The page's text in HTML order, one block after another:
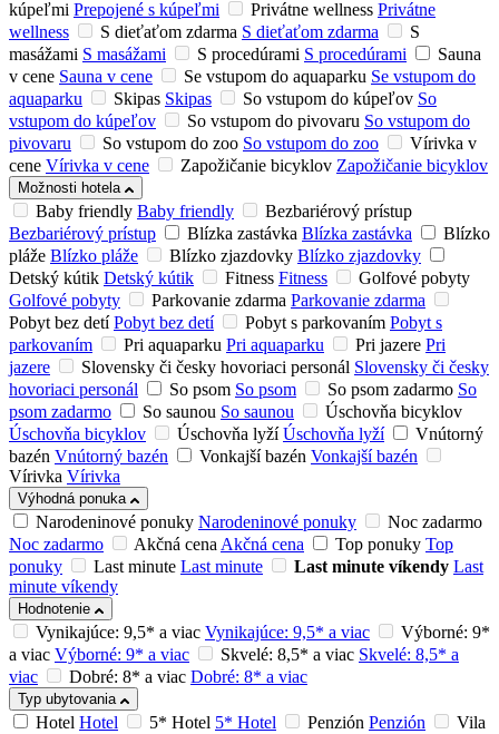
kúpeľmi Prepojené s kúpeľmi Privátne wellness Privátne
wellness
S dieťaťom zdarma S dieťaťom zdarma
S
masážami S masážami S procedúrami S procedúrami
Sauna
v cene Sauna v cene Se vstupom do aquaparku Se vstupom do
aquaparku
Skipas Skipas So vstupom do kúpeľov So
vstupom do kúpeľov
So vstupom do pivovaru So vstupom do
pivovaru
So vstupom do zoo So vstupom do zoo
Vírivka v
cene Vírivka v cene Zapožičanie bicyklov Zapožičanie bicyklov
Možnosti hotela
Baby friendly Baby friendly
Bezbariérový prístup
Bezbariérový prístup
Blízka zastávka Blízka zastávka
Blízko
pláže Blízko pláže Blízko zjazdovky Blízko zjazdovky
Detský kútik Detský kútik Fitness Fitness
Golfové pobyty
Golfové pobyty
Parkovanie zdarma Parkovanie zdarma
Pobyt bez detí Pobyt bez detí Pobyt s parkovaním Pobyt s
parkovaním
Pri aquaparku Pri aquaparku Pri jazere Pri
jazere
Slovensky či česky hovoriaci personál Slovensky či česky
hovoriaci personál
So psom So psom So psom zadarmo So
psom zadarmo
So saunou So saunou
Úschovňa bicyklov
Úschovňa bicyklov
Úschovňa lyží Úschovňa lyží
Vnútorný
bazén Vnútorný bazén Vonkajší bazén Vonkajší bazén
Vírivka Vírivka
Výhodná ponuka
Narodeninové ponuky Narodeninové ponuky
Noc zadarmo
Noc zadarmo
Akčná cenaAkčná cena Top ponuky Top
ponuky
Last minute Last minute Last minute víkendy Last
minute víkendy
Hodnotenie
Vynikajúce: 9,5* a viac Vynikajúce: 9,5* a viac
Výborné: 9*
a viac Výborné: 9* a viac Skvelé: 8,5* a viac Skvelé: 8,5* a
viac
Dobré: 8* a viac Dobré: 8* a viac
Typ ubytovania
Hotel Hotel 5* Hotel 5* Hotel Penzión Penzión
Vila